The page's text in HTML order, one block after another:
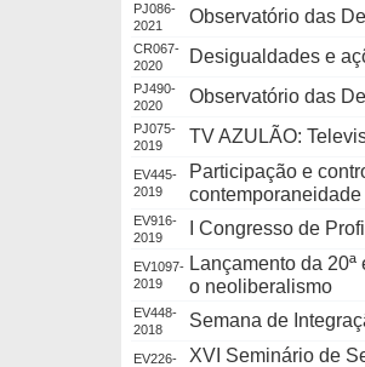
PJ086-
2021
Observatório das
CR067-
2020
Desigualdades e
PJ490-
2020
Observatório das
PJ075-
2019
TV AZULÃO:
EV445-
2019
Participação e
contemporaneidade
EV916-
2019
I Congresso de
EV1097-
2019
Lançamento da
o neoliberalismo
EV448-
2018
Semana de
EV226-
XVI Seminário de